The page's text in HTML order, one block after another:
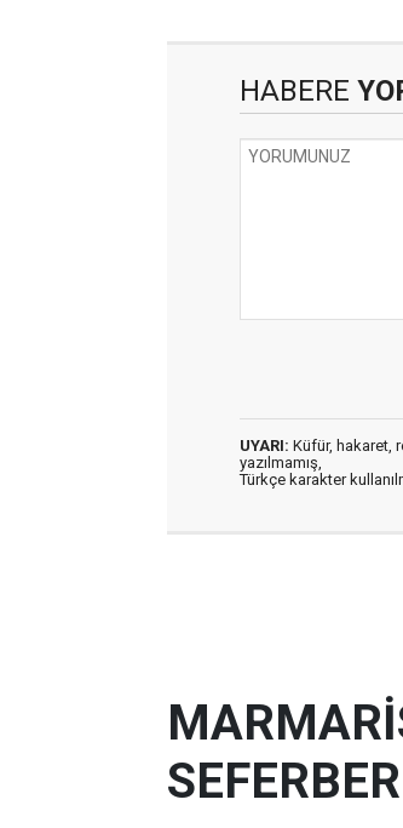
HABERE
UYARI: Küfür, hakaret,
yazılmamış,
Türkçe karakter